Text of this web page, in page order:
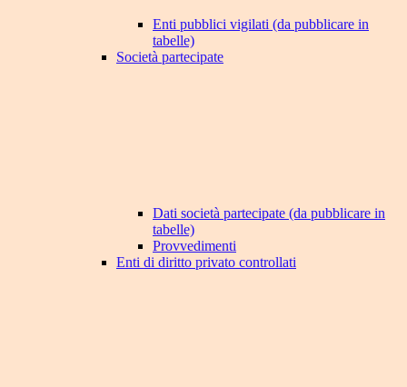
Enti pubblici vigilati (da pubblicare in
tabelle)
Società partecipate
Dati società partecipate (da pubblicare in
tabelle)
Provvedimenti
Enti di diritto privato controllati